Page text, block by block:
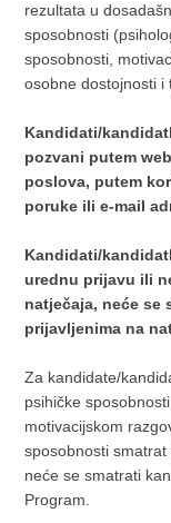
rezultata u
sposobnosti
sposobnosti,
osobne dostojnosti i
Kandidati/
pozvani putem
poslova, putem
poruke ili e-mail
Kandidati/
urednu prijavu ili
natječaja, neće se
prijavljenima na
Za kandidate/
psihičke
motivacijskom
sposobnosti
neće se smatrati
Program.